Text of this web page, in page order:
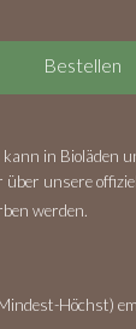
Bestellen
in Bioläden
über unsere
werden.
Höchst)